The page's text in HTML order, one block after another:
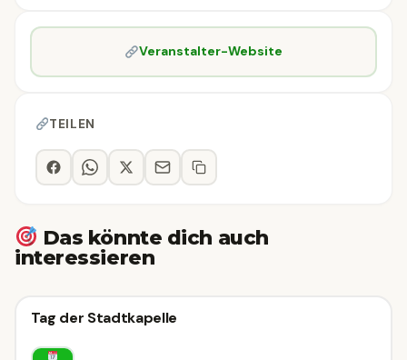
Veranstalter-Website
TEILEN
Das könnte dich auch
interessieren
Konzert
Melk
Konzert
Tag der Stadtkapelle